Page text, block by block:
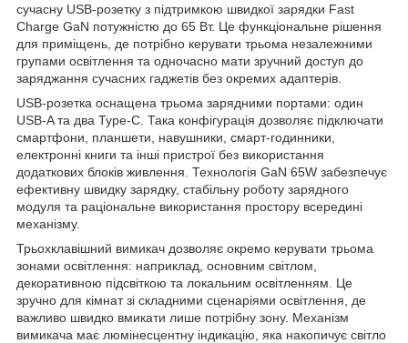
сучасну USB-розетку з підтримкою швидкої зарядки Fast
Charge GaN потужністю до 65 Вт. Це функціональне рішення
для приміщень, де потрібно керувати трьома незалежними
групами освітлення та одночасно мати зручний доступ до
заряджання сучасних гаджетів без окремих адаптерів.
USB-розетка оснащена трьома зарядними портами: один
USB-A та два Type-C. Така конфігурація дозволяє підключати
смартфони, планшети, навушники, смарт-годинники,
електронні книги та інші пристрої без використання
додаткових блоків живлення. Технологія GaN 65W забезпечує
ефективну швидку зарядку, стабільну роботу зарядного
модуля та раціональне використання простору всередині
механізму.
Трьохклавішний вимикач дозволяє окремо керувати трьома
зонами освітлення: наприклад, основним світлом,
декоративною підсвіткою та локальним освітленням. Це
зручно для кімнат зі складними сценаріями освітлення, де
важливо швидко вмикати лише потрібну зону. Механізм
вимикача має люмінесцентну індикацію, яка накопичує світло